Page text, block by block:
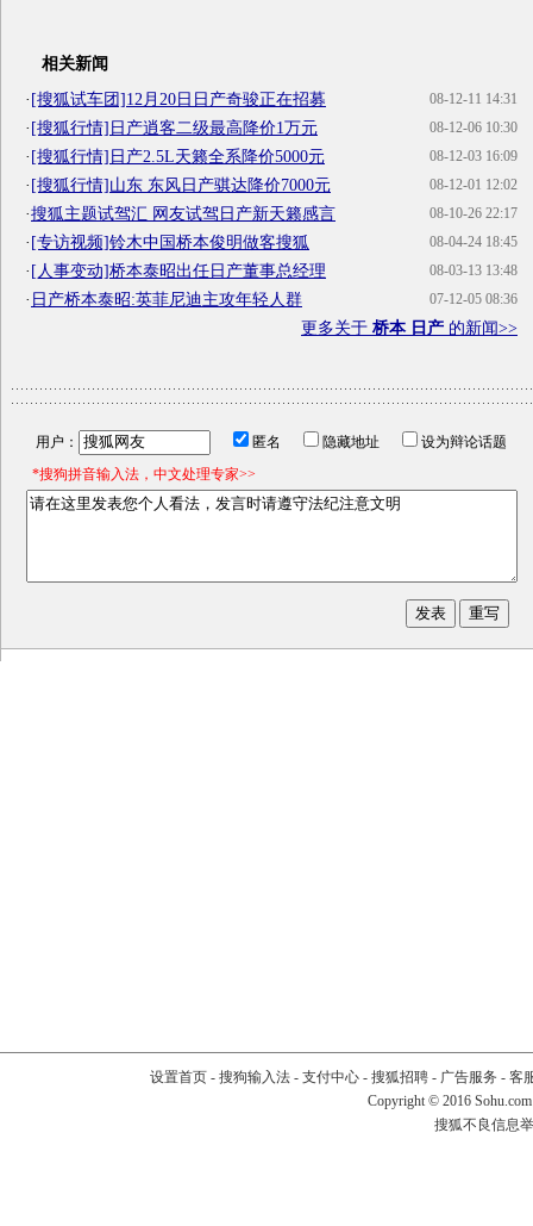
相关新闻
08-12-11 14:31
·[搜狐试车团]12月20日日产奇骏正在招募
08-12-06 10:30
·[搜狐行情]日产逍客二级最高降价1万元
08-12-03 16:09
·[搜狐行情]日产2.5L天籁全系降价5000元
08-12-01 12:02
·[搜狐行情]山东 东风日产骐达降价7000元
08-10-26 22:17
·搜狐主题试驾汇 网友试驾日产新天籁感言
08-04-24 18:45
·[专访视频]铃木中国桥本俊明做客搜狐
08-03-13 13:48
·[人事变动]桥本泰昭出任日产董事总经理
07-12-05 08:36
· 日产桥本泰昭:英菲尼迪主攻年轻人群
更多关于 桥本 日产 的新闻>>
用户： 匿名 隐藏地址
设为辩论话题
*搜狗拼音输入法，中文处理专家>>
设置首页- 搜狗输入法- 支付中心- 搜狐招聘- 广告服务 - 客
Copyright © 2016
搜狐不良信息